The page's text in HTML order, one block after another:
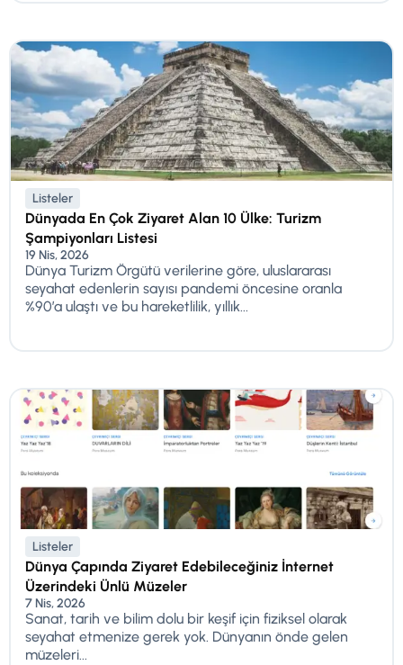
Listeler
Dünyada En Çok Ziyaret Alan 10 Ülke: Turizm
Şampiyonları Listesi
19 Nis, 2026
Dünya Turizm Örgütü verilerine göre, uluslararası
seyahat edenlerin sayısı pandemi öncesine oranla
%90’a ulaştı ve bu hareketlilik, yıllık...
Listeler
Dünya Çapında Ziyaret Edebileceğiniz İnternet
Üzerindeki Ünlü Müzeler
7 Nis, 2026
Sanat, tarih ve bilim dolu bir keşif için fiziksel olarak
seyahat etmenize gerek yok. Dünyanın önde gelen
müzeleri...